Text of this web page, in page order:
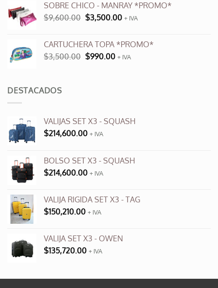
era:
$12,000.00.
es:
$6,000.00.
SOBRE CHICO - MANRAY *PROMO*
$9,600.00 El
era:
$9,600.00.
$3,500.00El
es:
$3,500.00.
+ IVA
CARTUCHERA TOPA *PROMO*
$3,500.00 El
$990.00El+ IVA
DESTACADOS
VALIJAS SET X3 - SQUASH
$214,600.00 + IVA
BOLSO SET X3 - SQUASH
$214,600.00 + IVA
VALIJA RIGIDA SET X3 - TAG
$150,210.00 + IVA
VALIJA SET X3 - OWEN
$135,720.00 + IVA